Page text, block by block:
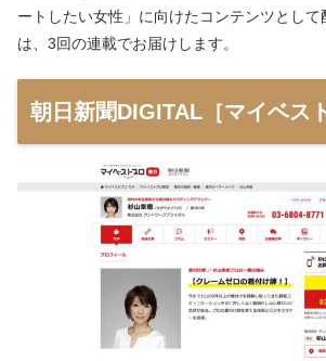
ートしたい女性」に向けたコンテンツとして
は、3回の連載でお届けします。
朝日新聞DIGITAL［マイベス